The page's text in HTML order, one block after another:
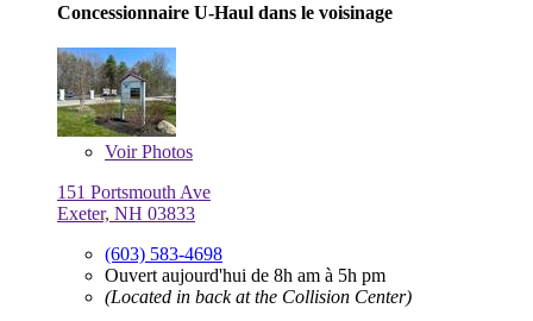
Concessionnaire U-Haul dans le voisinage
VoirPhotos
151 Portsmouth Ave
Exeter, NH 03833
(603) 583-4698
Ouvert aujourd'hui de 8h am à 5h pm
(Located in back at the Collision Center)